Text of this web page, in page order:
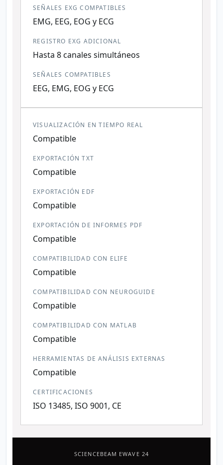
SEÑALES EXG COMPATIBLES
EMG, EEG, EOG y ECG
REGISTRO EXG ADICIONAL
Hasta 8 canales simultáneos
SEÑALES COMPATIBLES
EEG, EMG, EOG y ECG
VISUALIZACIÓN EN TIEMPO REAL
Compatible
EXPORTACIÓN TXT
Compatible
EXPORTACIÓN EDF
Compatible
EXPORTACIÓN DE INFORMES PDF
Compatible
COMPATIBILIDAD CON ELIFE
Compatible
COMPATIBILIDAD CON NEUROGUIDE
Compatible
COMPATIBILIDAD CON MATLAB
Compatible
HERRAMIENTAS DE ANÁLISIS EXTERNAS
Compatible
CERTIFICACIONES
ISO 13485, ISO 9001, CE
SCIENCEBEAM EWAVE 24